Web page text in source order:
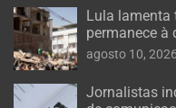
Lula lamenta
permanece à
agosto 10, 2026
Jornalistas